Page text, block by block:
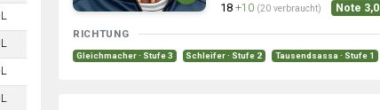
18 +10 (20 verbraucht) Note 3,0
RICHTUNG
Gleichmacher · Stufe 3 Schleifer · Stufe 2 Tausendsassa · Stufe 1